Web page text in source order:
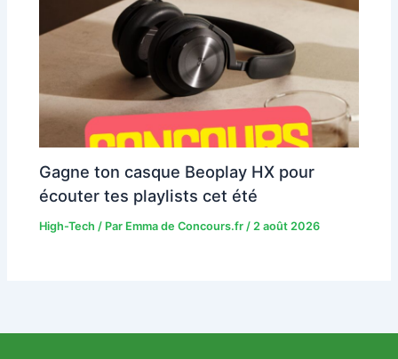
Gagne ton casque Beoplay HX pour
écouter tes playlists cet été
High-Tech / Par Emma de Concours.fr/2 août 2026